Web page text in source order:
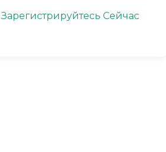
Зарегистрируйтесь Сейчас